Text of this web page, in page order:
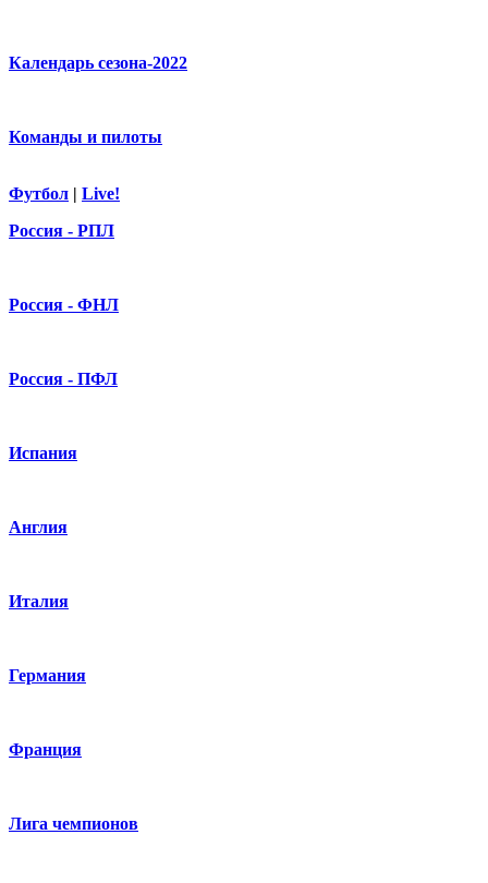
Календарь сезона-2022
Команды и пилоты
Футбол | Live!
Россия - РПЛ
Россия - ФНЛ
Россия - ПФЛ
Испания
Англия
Италия
Германия
Франция
Лига чемпионов